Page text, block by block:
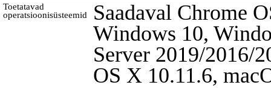
Toetatavad
operatsioonisüsteemid
Saadaval Chrome
Windows 10,
Server 2019/2016/
OS X 10.11.6,